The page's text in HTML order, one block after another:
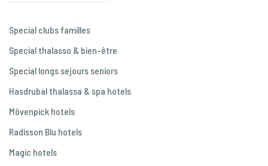
Special clubs familles
Special thalasso & bien-être
Special longs sejours seniors
Hasdrubal thalassa & spa hotels
Mövenpick hotels
Radisson Blu hotels
Magic hotels